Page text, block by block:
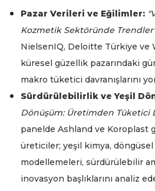
Pazar Verileri ve Eğilimler:
Kozmetik Sektöründe
NielsenIQ, Deloitte Türkiye ve
küresel güzellik pazarındaki
makro tüketici davranışlarını
Sürdürülebilirlik ve Yeşil
Dönüşüm: Üretimden Tüketici
panelde Ashland ve Koroplast
üreticiler; yeşil kimya,
modellemeleri, sürdürülebilir
inovasyon başlıklarını analiz